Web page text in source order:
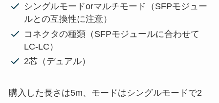
シングルモードorマルチモード（SFPモジュー
ルとの互換性に注意）
コネクタの種類（SFPモジュールに合わせて
LC-LC）
2芯（デュアル）
購入した長さは5m、モードはシングルモードで2